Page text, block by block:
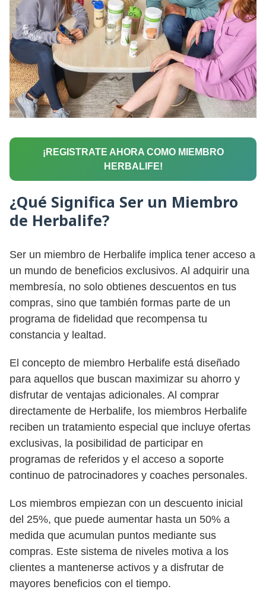
¡REGISTRATE AHORA COMO MIEMBRO
HERBALIFE!
¿Qué Significa Ser un Miembro
de Herbalife?
Ser un miembro de Herbalife implica tener acceso a
un mundo de beneficios exclusivos. Al adquirir una
membresía, no solo obtienes descuentos en tus
compras, sino que también formas parte de un
programa de fidelidad que recompensa tu
constancia y lealtad.
El concepto de miembro Herbalife está diseñado
para aquellos que buscan maximizar su ahorro y
disfrutar de ventajas adicionales. Al comprar
directamente de Herbalife, los miembros Herbalife
reciben un tratamiento especial que incluye ofertas
exclusivas, la posibilidad de participar en
programas de referidos y el acceso a soporte
continuo de patrocinadores y coaches personales.
Los miembros empiezan con un descuento inicial
del 25%, que puede aumentar hasta un 50% a
medida que acumulan puntos mediante sus
compras. Este sistema de niveles motiva a los
clientes a mantenerse activos y a disfrutar de
mayores beneficios con el tiempo.